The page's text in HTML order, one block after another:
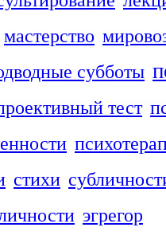
мастерство
субботы
тест
стихи
эгрегор